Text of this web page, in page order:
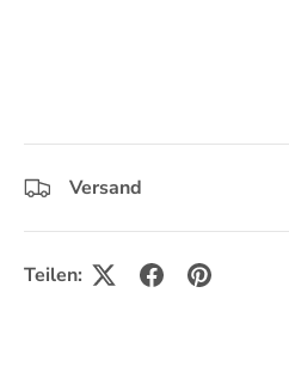
Versand
Teilen: